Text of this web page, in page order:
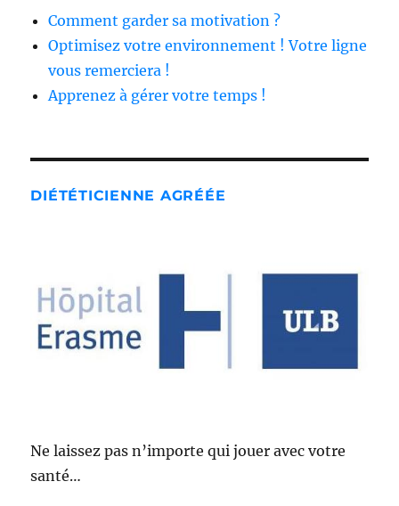
Comment garder sa motivation ?
Optimisez votre environnement ! Votre ligne
vous remerciera !
Apprenez à gérer votre temps !
DIÉTÉTICIENNE AGRÉÉE
Ne laissez pas n’importe qui jouer avec votre
santé…